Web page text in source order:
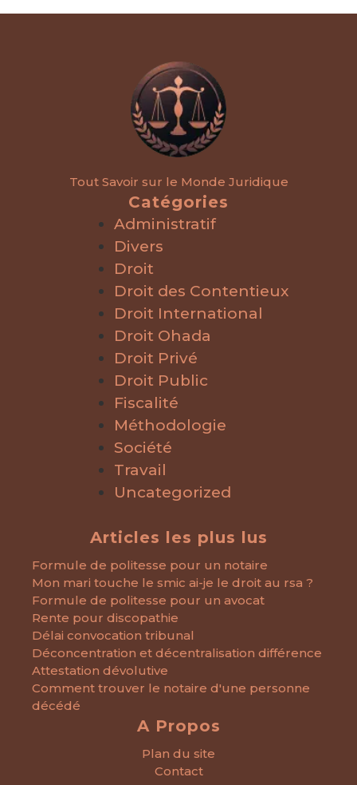
Tout Savoir sur le Monde Juridique
Catégories
Administratif
Divers
Droit
Droit des Contentieux
Droit International
Droit Ohada
Droit Privé
Droit Public
Fiscalité
Méthodologie
Société
Travail
Uncategorized
Articles les plus lus
Formule de politesse pour un notaire
Mon mari touche le smic ai-je le droit au rsa ?
Formule de politesse pour un avocat
Rente pour discopathie
Délai convocation tribunal
Déconcentration et décentralisation différence
Attestation dévolutive
Comment trouver le notaire d'une personne
décédé
A Propos
Plan du site
Contact